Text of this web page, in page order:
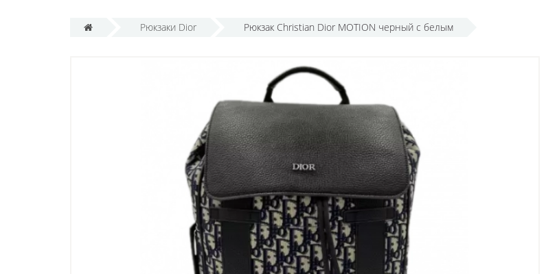
Рюкзаки Dior Рюкзак Christian Dior MOTION черный с белым